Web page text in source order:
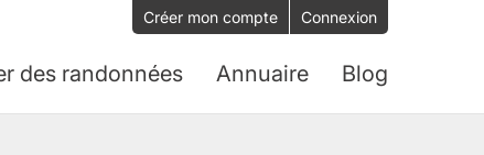
Créer mon compte Connexion
des randonnées Annuaire Blog